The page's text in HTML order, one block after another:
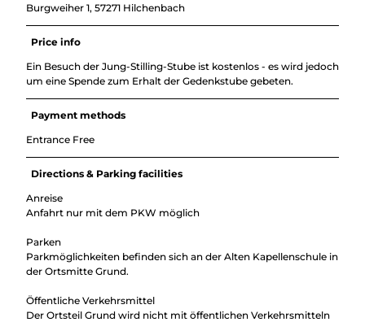
Burgweiher 1, 57271 Hilchenbach
Price info
Ein Besuch der Jung-Stilling-Stube ist kostenlos - es wird jedoch
um eine Spende zum Erhalt der Gedenkstube gebeten.
Payment methods
Entrance Free
Directions & Parking facilities
Anreise
Anfahrt nur mit dem PKW möglich
Parken
Parkmöglichkeiten befinden sich an der Alten Kapellenschule in
der Ortsmitte Grund.
Öffentliche Verkehrsmittel
Der Ortsteil Grund wird nicht mit öffentlichen Verkehrsmitteln